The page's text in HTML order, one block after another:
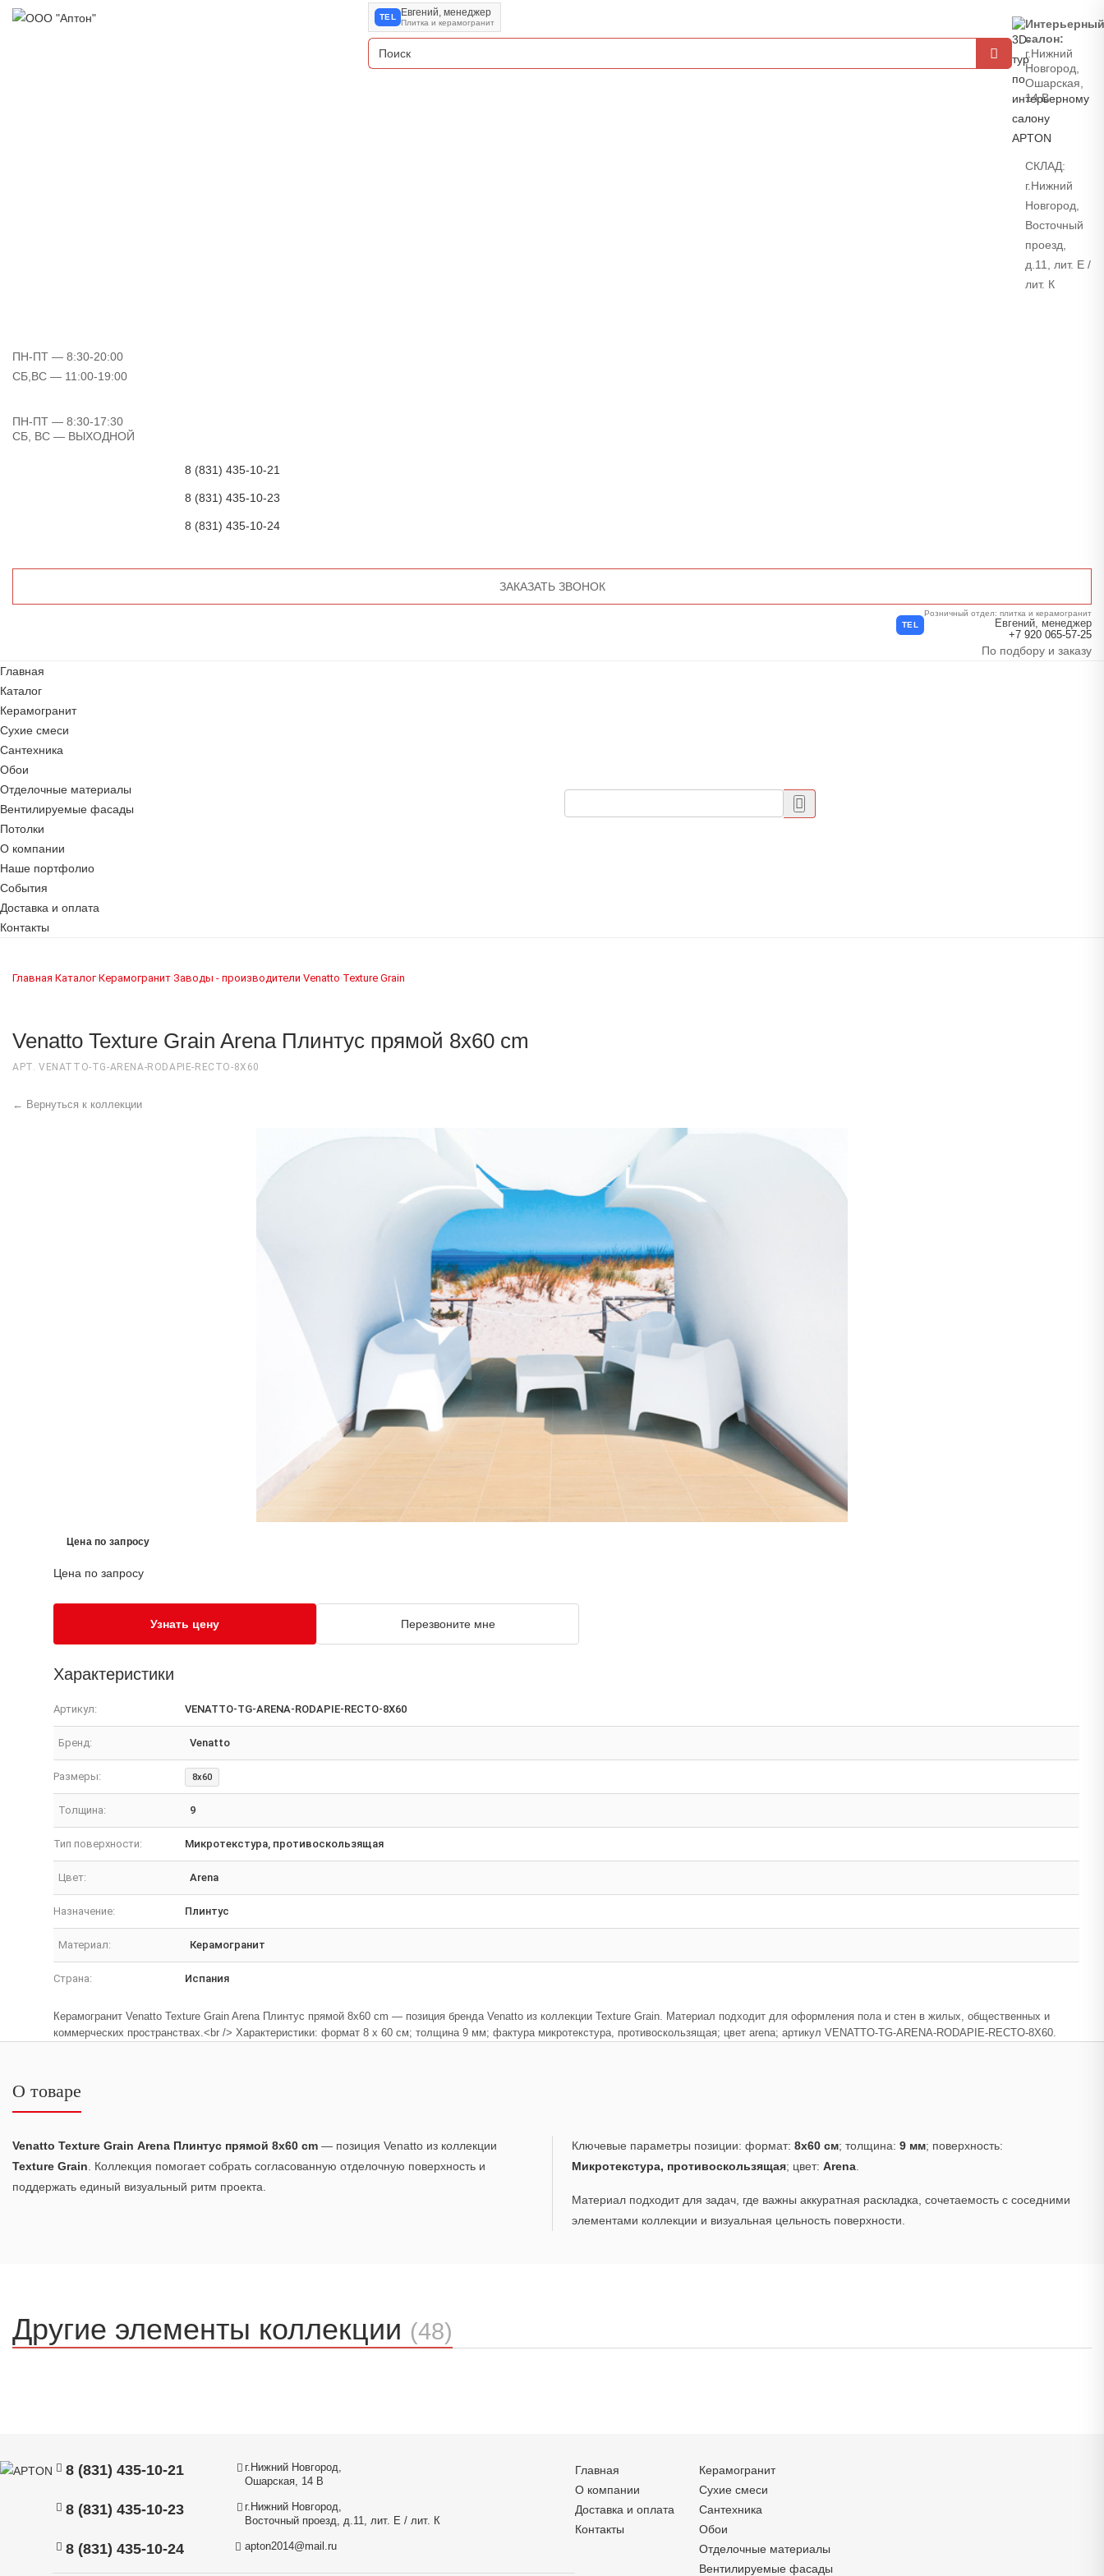
TEL Евгений, менеджер
Плитка и керамогранит
Интерьерный
салон:
г.Нижний
Новгород,
Ошарская,
14 В
СКЛАД:
г.Нижний
Новгород,
Восточный
проезд,
д.11, лит. Е /
лит. К
ПН-ПТ — 8:30-20:00
СБ,ВС — 11:00-19:00
ПН-ПТ — 8:30-17:30
СБ, ВС — ВЫХОДНОЙ
8 (831) 435-10-21
8 (831) 435-10-23
8 (831) 435-10-24
ЗАКАЗАТЬ ЗВОНОК
TEL
Розничный отдел: плитка и керамогранит
Евгений, менеджер
+7 920 065-57-25
По подбору и заказу
Главная
Каталог
Керамогранит
Сухие смеси
Сантехника
Обои
Отделочные материалы
Вентилируемые фасады
Потолки
О компании
Наше портфолио
События
Доставка и оплата
Контакты
Главная›Каталог›Керамогранит›Заводы - производители›Venatto›Texture Grain
Venatto Texture Grain Arena Плинтус прямой 8x60 cm
АРТ. VENATTO-TG-ARENA-RODAPIE-RECTO-8X60
← Вернуться к коллекции
Цена по запросу
Цена по запросу
Узнать цену Перезвоните мне
Характеристики
Артикул: VENATTO-TG-ARENA-RODAPIE-RECTO-8X60
Бренд: Venatto
Размеры: 8x60
Толщина: 9
Тип поверхности: Микротекстура, противоскользящая
Цвет: Arena
Назначение: Плинтус
Материал: Керамогранит
Страна: Испания
Керамогранит Venatto Texture Grain Arena Плинтус прямой 8x60 cm — позиция бренда Venatto из коллекции Texture Grain. Материал подходит для оформления пола и стен в жилых, общественных и
коммерческих пространствах.<br /> Характеристики: формат 8 x 60 см; толщина 9 мм; фактура микротекстура, противоскользящая; цвет arena; артикул VENATTO-TG-ARENA-RODAPIE-RECTO-8X60.
О товаре
Venatto Texture Grain Arena Плинтус прямой 8x60 cm — позиция Venatto из коллекции
Texture Grain . Коллекция помогает собрать согласованную отделочную поверхность и
поддержать единый визуальный ритм проекта.
Ключевые параметры позиции: формат: 8x60 см; толщина: 9 мм; поверхность:
Микротекстура, противоскользящая; цвет: Arena
Материал подходит для задач, где важны аккуратная раскладка, сочетаемость с соседними
элементами коллекции и визуальная цельность поверхности.
Другие элементы коллекции (48)
8 (831) 435-10-21
8 (831) 435-10-23
8 (831) 435-10-24
г.Нижний Новгород,
Ошарская, 14 В
г.Нижний Новгород,
Восточный проезд, д.11, лит. Е / лит. К
apton2014@mail.ru
Главная
О компании
Доставка и оплата
Контакты
Керамогранит
Сухие смеси
Сантехника
Обои
Отделочные материалы
Вентилируемые фасады